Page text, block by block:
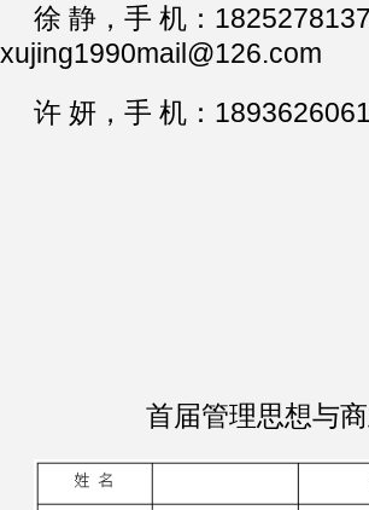
徐 静，手 机：
xujing1990mail@126.com
许 妍，手 机：
首届管理思想与